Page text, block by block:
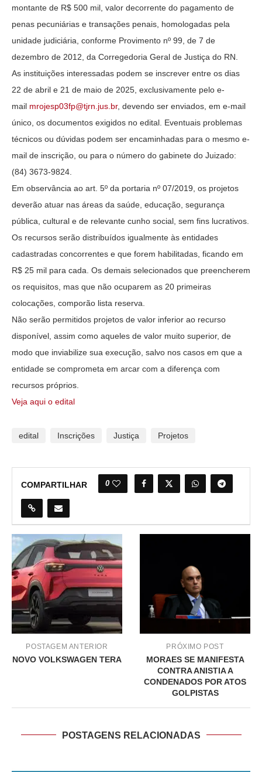
montante de R$ 500 mil, valor decorrente do pagamento de
penas pecuniárias e transações penais, homologadas pela
unidade judiciária, conforme Provimento nº 99, de 7 de
dezembro de 2012, da Corregedoria Geral de Justiça do RN.
As instituições interessadas podem se inscrever entre os dias
22 de abril e 21 de maio de 2025, exclusivamente pelo e-
mail mrojesp03fp@tjrn.jus.br, devendo ser enviados, em e-mail
único, os documentos exigidos no edital. Eventuais problemas
técnicos ou dúvidas podem ser encaminhadas para o mesmo e-
mail de inscrição, ou para o número do gabinete do Juizado:
(84) 3673-9824.
Em observância ao art. 5º da portaria nº 07/2019, os projetos
deverão atuar nas áreas da saúde, educação, segurança
pública, cultural e de relevante cunho social, sem fins lucrativos.
Os recursos serão distribuídos igualmente às entidades
cadastradas concorrentes e que forem habilitadas, ficando em
R$ 25 mil para cada. Os demais selecionados que preencherem
os requisitos, mas que não ocuparem as 20 primeiras
colocações, comporão lista reserva.
Não serão permitidos projetos de valor inferior ao recurso
disponível, assim como aqueles de valor muito superior, de
modo que inviabilize sua execução, salvo nos casos em que a
entidade se comprometa em arcar com a diferença com
recursos próprios.
Veja aqui o edital
edital Inscrições Justiça Projetos
COMPARTILHAR 0
POSTAGEM ANTERIOR
NOVO VOLKSWAGEN TERA
PRÓXIMO POST
MORAES SE MANIFESTA
CONTRA ANISTIA A
CONDENADOS POR ATOS
GOLPISTAS
POSTAGENS RELACIONADAS